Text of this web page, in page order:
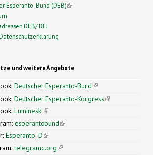
Esperanto-Bund (DEB)(link is external)
DEB/ DEJ
und weitere Angebote
Deutscher Esperanto-Bund(link is
external)
Deutscher Esperanto-Kongress(link is
Luminesk'(link is external)
esperantobund(link is external)
Esperanto_D(link is external)
telegramo.org(link is external)